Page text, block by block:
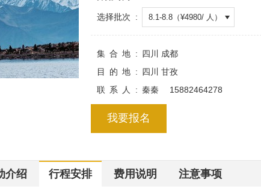
选择批次 8.1-8.8 （¥4980/ 人 ）
集合地
四川 成都
目的地
四川 甘孜
联系人
秦秦 15882464278
我要报名
介绍 行程安排 费用说明 注意事项